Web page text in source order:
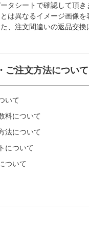
タシートで確認して頂き
は異なるイメージ画像を
、注文間違いの返品交
ご注文方法について
いて
料について
法について
について
ついて